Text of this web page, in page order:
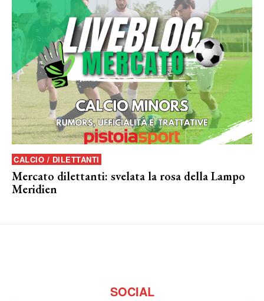
CALCIO / DILETTANTI
Mercato dilettanti: svelata la rosa della Lampo
Meridien
SOCIAL